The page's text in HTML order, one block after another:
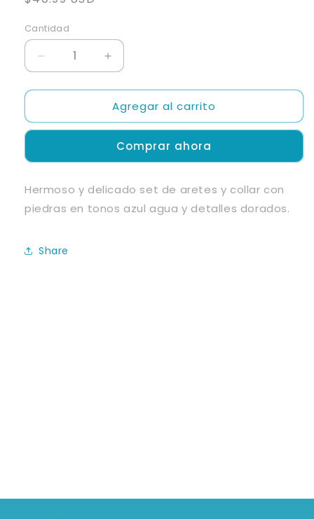
Cantidad
Cantidad
Reducir
cantidad
para
de
Collar
Aumentar
cantidad
para
Set
de
Collar
Agregar al carrito
Comprar ahora
Hermoso y delicado set de aretes y collar con
piedras en tonos azul agua y detalles dorados.
Share